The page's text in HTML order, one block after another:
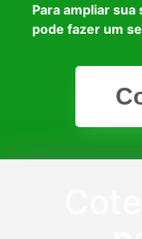
Para ampliar
pode fazer um